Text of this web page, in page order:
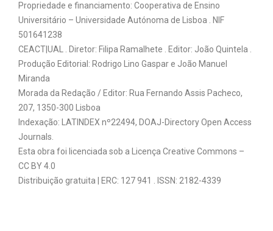
Propriedade e financiamento: Cooperativa de Ensino
Universitário – Universidade Autónoma de Lisboa . NIF
501641238
CEACT|UAL . Diretor: Filipa Ramalhete . Editor: João Quintela .
Produção Editorial: Rodrigo Lino Gaspar e João Manuel
Miranda
Morada da Redação / Editor: Rua Fernando Assis Pacheco,
207, 1350-300 Lisboa
Indexação: LATINDEX nº22494, DOAJ-Directory Open Access
Journals.
Esta obra foi licenciada sob a Licença Creative Commons –
CC BY 4.0
Distribuição gratuita | ERC: 127 941 . ISSN: 2182-4339